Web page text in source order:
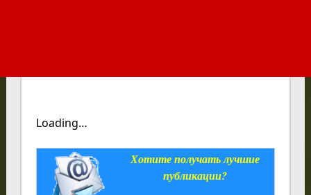
Loading…
Хотите получать лучшие
публикации?